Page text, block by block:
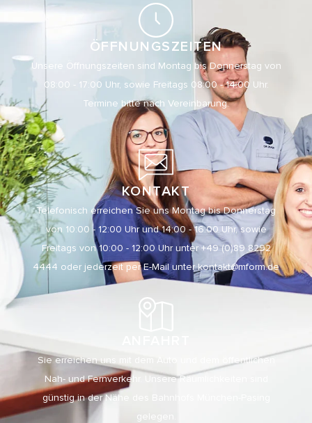
ÖFFNUNGSZEITEN
Unsere Öffnungszeiten sind Montag bis Donnerstag von
08:00 - 17:00 Uhr, sowie Freitags 08:00 - 14:00 Uhr.
Termine bitte nach Vereinbarung.
KONTAKT
Telefonisch erreichen Sie uns Montag bis Donnerstag
von 10:00 - 12:00 Uhr und 14:00 - 16:00 Uhr, sowie
Freitags von 10:00 - 12:00 Uhr unter +49 (0)89 8292
4444 oder jederzeit per E-Mail unterkontakt@mform.de
Sie erreichen uns mit dem Auto und dem öffentlichen
Nah- und Fernverkehr. Unsere Räumlichkeiten sind
günstig in der Nähe des Bahnhofs München-Pasing
gelegen.